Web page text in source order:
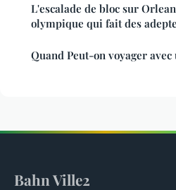
L'escalade de bloc sur
olympique qui fait des
Quand Peut-on voyager avec
Bahn Ville2